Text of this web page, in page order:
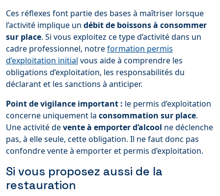
Ces réflexes font partie des bases à maîtriser lorsque
l’activité implique un débit de boissons à consommer
sur place. Si vous exploitez ce type d’activité dans un
cadre professionnel, notreformation permis
d’exploitation initial vous aide à comprendre les
obligations d’exploitation, les responsabilités du
déclarant et les sanctions à anticiper.
Point de vigilance important : le permis d’exploitation
concerne uniquement la consommation sur place.
Une activité devente à emporter d’alcool ne déclenche
pas, à elle seule, cette obligation. Il ne faut donc pas
confondre vente à emporter et permis d’exploitation.
Si vous proposez aussi de la
restauration